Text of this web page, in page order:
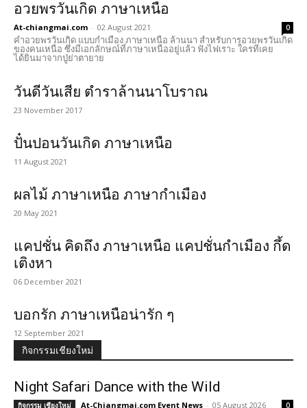
อวยพรวันเกิด ภาษาเหนือ
At-chiangmai.com - 02 August 2021 0
คำอวยพรวันเกิด แบบกำเมือง ภาษาเหนือ ล้านนา สำหรับการอวยพรวันเกิด
ของคนเหนือ ซึ่งมีเอกลักษณ์ที่ภาษาเหนืออยู่แล้ว ฟังไฟเราะ ใครทีเคย
ได้ยินมาจากปู่ย่าตายาย
วันดีวันเสีย ตำราล้านนาโบราณ
23 November 2017
ปั๋นปอนวันเกิด ภาษาเหนือ
11 August 2021
ผลไม้ ภาษาเหนือ ภาษากำเมือง
20 May 2021
แคปชั่น คิดถึง ภาษาเหนือ แคปชั่นกำเมือง กึ้ด
เติงหา
06 December 2021
บอกรัก ภาษาเหนือน่ารัก ๆ
12 September 2021
กิจกรรมเชียงใหม่
Night Safari Dance with the Wild
กิจกรรม เชียงใหม่ At-Chiangmai.com Event News - 05 August 2026 0